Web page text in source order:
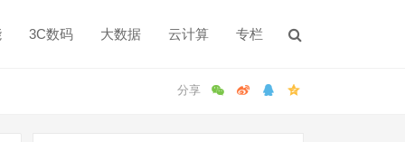
3C数码 大数据 云计算 专栏